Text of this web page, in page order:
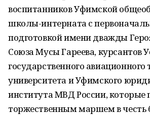
воспитанников Уфимской
школы-интерната с
подготовкой имени дважды
Союза Мусы Гареева, курсантов
государственного авиационного
университета и Уфимского
института МВД России,
торжественным маршем в честь